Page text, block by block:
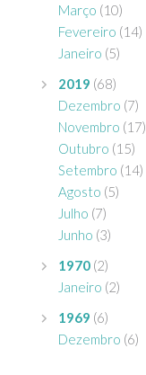
Março (10)
Fevereiro (14)
Janeiro (5)
2019 (68)
Dezembro (7)
Novembro (17)
Outubro (15)
Setembro (14)
Agosto (5)
Julho (7)
Junho (3)
1970 (2)
Janeiro (2)
1969 (6)
Dezembro (6)